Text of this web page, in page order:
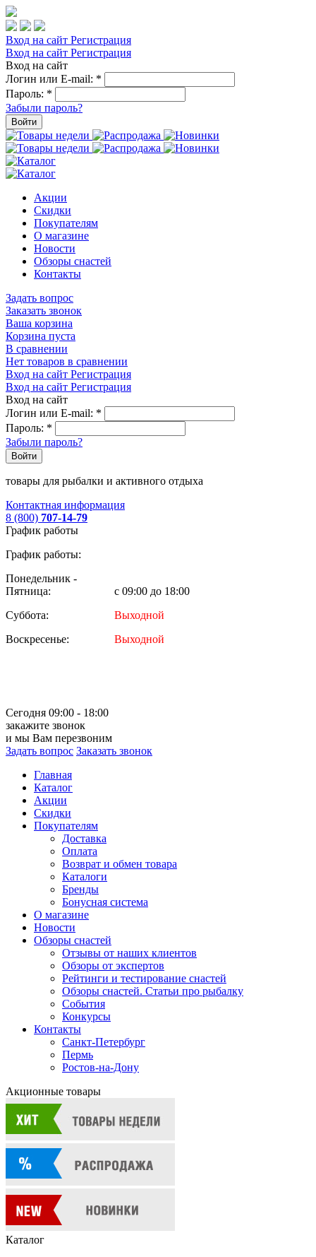
Вход на сайт Регистрация
Вход на сайт Регистрация
Вход на сайт
Логин или E-mail: *
Пароль: *
Забыли пароль?
Войти
Акции
Скидки
Покупателям
О магазине
Новости
Обзоры снастей
Контакты
Задать вопрос
Заказать звонок
Ваша корзина
Корзина пуста
В сравнении
Нет товаров в сравнении
Вход на сайт Регистрация
Вход на сайт Регистрация
Вход на сайт
Логин или E-mail: *
Пароль: *
Забыли пароль?
Войти
товары для рыбалки и активного отдыха
Контактная информация
8 (800) 707-14-79
График работы
График работы:
Понедельник -
Пятница:
с 09:00 до 18:00
Суббота:
Выходной
Воскресенье:
Выходной
Сегодня 09:00 - 18:00
закажите звонок
и мы Вам перезвоним
Задать вопрос Заказать звонок
Главная
Каталог
Акции
Скидки
Покупателям
Доставка
Оплата
Возврат и обмен товара
Каталоги
Бренды
Бонусная система
О магазине
Новости
Обзоры снастей
Отзывы от наших клиентов
Обзоры от экспертов
Рейтинги и тестирование снастей
Обзоры снастей. Статьи про рыбалку
События
Конкурсы
Контакты
Санкт-Петербург
Пермь
Ростов-на-Дону
Акционные товары
Каталог